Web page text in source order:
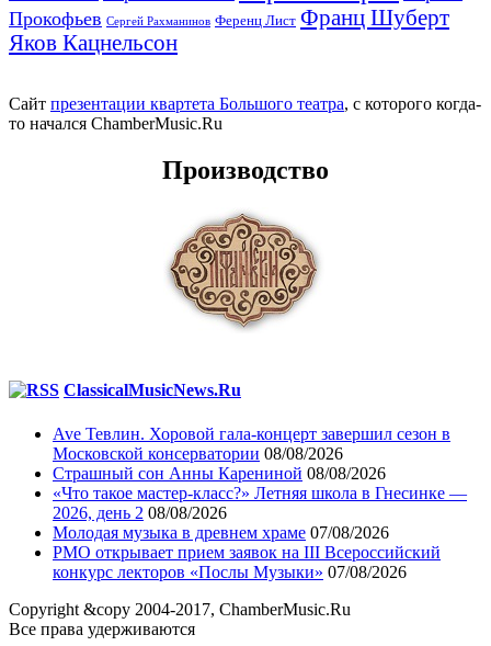
Прокофьев Сергей Рахманинов Ференц Лист Франц Шуберт
Яков Кацнельсон
Сайт презентации квартета Большого театра, с которого когда-
то начался ChamberMusic.Ru
Производство
ClassicalMusicNews.Ru
Ave Тевлин. Хоровой гала-концерт завершил сезон в
Московской консерватории 08/08/2026
Страшный сон Анны Карениной 08/08/2026
«Что такое мастер-класс?» Летняя школа в Гнесинке —
2026, день 2 08/08/2026
Молодая музыка в древнем храме 07/08/2026
РМО открывает прием заявок на III Всероссийский
конкурс лекторов «Послы Музыки» 07/08/2026
Copyright &copy 2004-2017, ChamberMusic.Ru
Все права удерживаются